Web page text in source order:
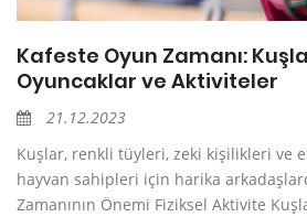
Kafeste Oyun Zamanı:
Oyuncaklar ve Aktiviteler
21.12.2023
Kuşlar, renkli tüyleri, zeki kişilikleri ve
hayvan sahipleri için harika
Zamanının Önemi Fiziksel Aktivite